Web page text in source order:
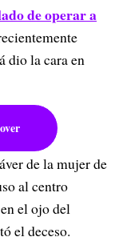
de operar a
dio la cara en
de la mujer de
al centro
el ojo del
el deceso.